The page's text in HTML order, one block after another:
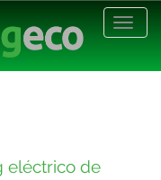
eléctrico de